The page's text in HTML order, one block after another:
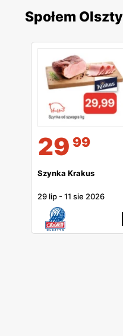
Społem
29 99
Szynka Krakus
29 lip -11 sie 2026